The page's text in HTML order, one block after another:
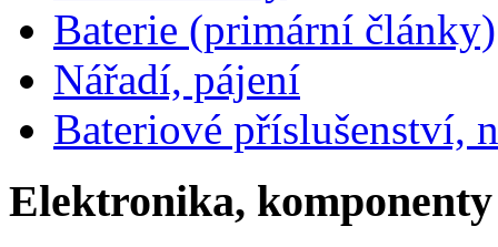
Baterie (primární články)
Nářadí, pájení
Bateriové příslušenství,
Elektronika, komponenty